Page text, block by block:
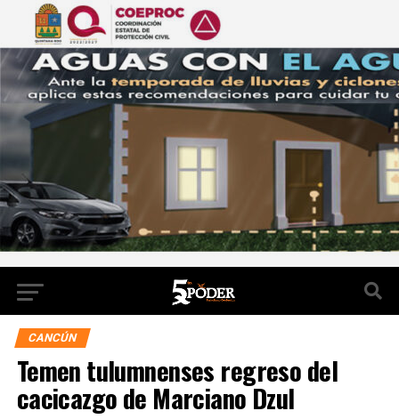
CANCÚN
Temen tulumnenses regreso del
cacicazgo de Marciano Dzul